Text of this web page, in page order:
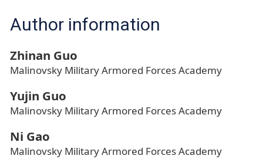
Author information
Zhinan Guo
Malinovsky Military Armored Forces Academy
Yujin Guo
Malinovsky Military Armored Forces Academy
Ni Gao
Malinovsky Military Armored Forces Academy